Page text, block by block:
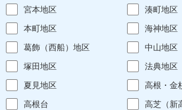
宮本地区
湊町地区
本町地区
海神地区
葛飾（西船）地区
中山地区
塚田地区
法典地区
夏見地区
高根・金
高根台
高芝（新